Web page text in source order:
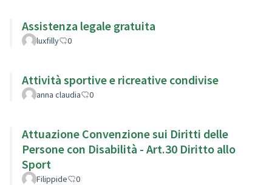
Assistenza legale gratuita
luxfilly 0
Attività sportive e ricreative condivise
anna claudia 0
Attuazione Convenzione sui Diritti delle
Persone con Disabilità - Art.30 Diritto allo
Sport
Filippide 0